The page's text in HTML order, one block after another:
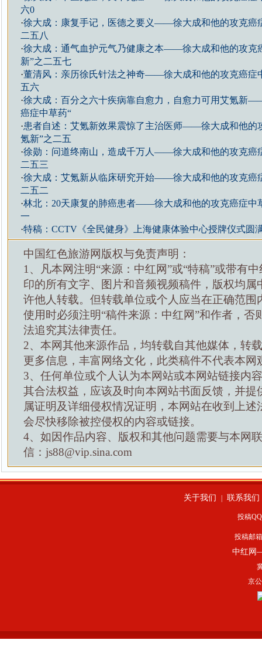
六0
·徐大成：康复手记，医德之要义——徐大成和他的攻克癌
二五八
·徐大成：通气血护元气乃健康之本——徐大成和他的攻克
新”之二五七
·董清风：亲历徐氏针法之神奇——徐大成和他的攻克癌症
五六
·徐大成：百分之六十疾病靠自愈力，自愈力可用艾氪新
癌症中草药“
·患者自述：艾氪新效果震惊了主治医师——徐大成和他的
氪新”之二五
·徐勋：问道终南山，造成千万人——徐大成和他的攻克癌
二五三
·徐大成：艾氪新从临床研究开始——徐大成和他的攻克癌
二五二
·林北：20天康复的肺癌患者——徐大成和他的攻克癌症中
一
·特稿：CCTV《全民健身》上海健康体验中心授牌仪式圆
中国红色旅游网版权与免责声明：
1、凡本网注明“来源：中红网”或“特稿”或带有
印的所有文字、图片和音频视频稿件，版权均属
许他人转载。但转载单位或个人应当在正确范围
使用时必须注明“稿件来源：中红网”和作者，否
法追究其法律责任。
2、本网其他来源作品，均转载自其他媒体，转
更多信息，丰富网络文化，此类稿件不代表本网
3、任何单位或个人认为本网站或本网站链接内
其合法权益，应该及时向本网站书面反馈，并提
属证明及详细侵权情况证明，本网站在收到上述
会尽快移除被控侵权的内容或链接。
4、如因作品内容、版权和其他问题需要与本网
信：js88@vip.sina.com
关于我们 联系我们
投稿
投稿邮
中红网
京